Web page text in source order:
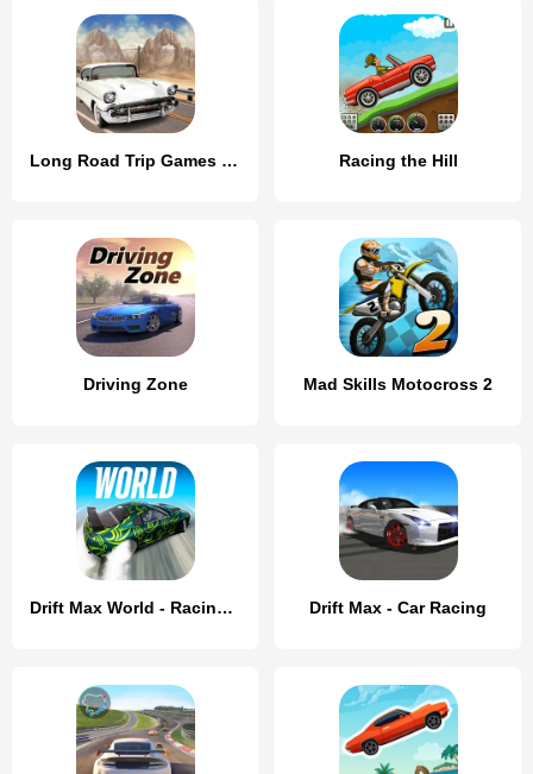
Long Road Trip Games Car Drive Racing the Hill
Driving Zone Mad Skills Motocross 2
Drift Max World - Racing Game Drift Max - Car Racing